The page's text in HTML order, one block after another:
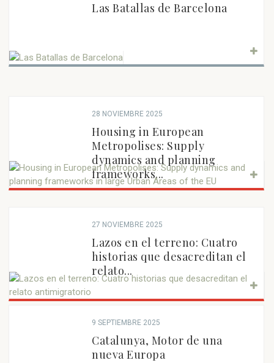
Las Batallas de Barcelona
28 NOVIEMBRE 2025
Housing in European
Metropolises: Supply
dynamics and planning
frameworks...
27 NOVIEMBRE 2025
Lazos en el terreno: Cuatro
historias que desacreditan el
relato...
9 SEPTIEMBRE 2025
Catalunya, Motor de una
nueva Europa